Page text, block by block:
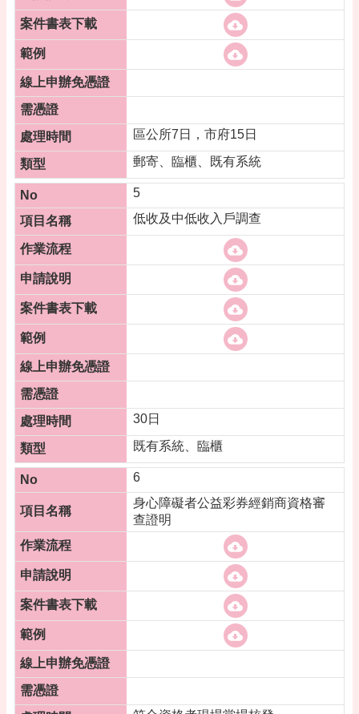
網
站
安
全
政
策
區公所7日，市府15日
郵寄、臨櫃、既有系統
5
低收及中低收入戶調查
30日
既有系統、臨櫃
6
身心障礙者公益彩券經銷商資格審
查證明